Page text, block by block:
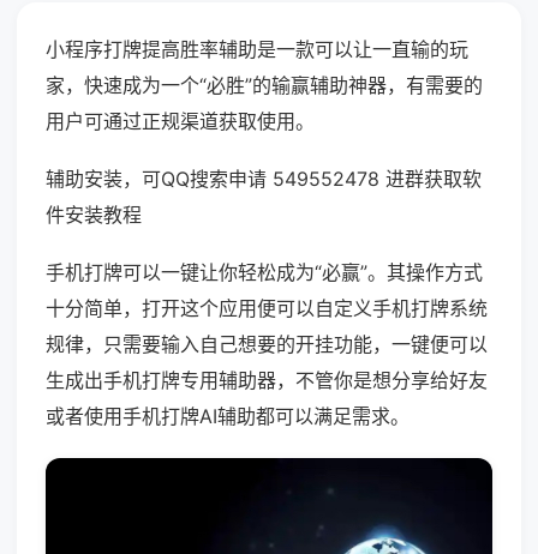
小程序打牌提高胜率辅助是一款可以让一直输的玩
家，快速成为一个“必胜”的输赢辅助神器，有需要的
用户可通过正规渠道获取使用。
辅助安装，可QQ搜索申请 549552478 进群获取软
件安装教程
手机打牌可以一键让你轻松成为“必赢”。其操作方式
十分简单，打开这个应用便可以自定义手机打牌系统
规律，只需要输入自己想要的开挂功能，一键便可以
生成出手机打牌专用辅助器，不管你是想分享给好友
或者使用手机打牌AI辅助都可以满足需求。